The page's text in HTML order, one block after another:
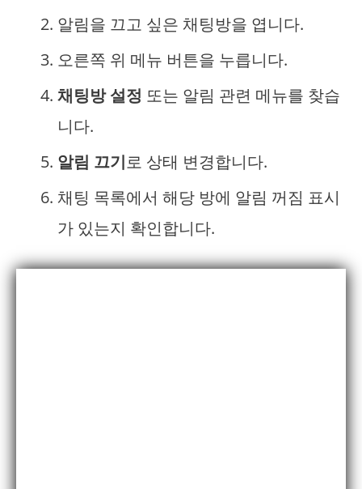
알림을 끄고 싶은 채팅방을 엽니다.
오른쪽 위 메뉴 버튼을 누릅니다.
채팅방 설정 또는 알림 관련 메뉴를 찾습
니다.
알림 끄기로 상태 변경합니다.
채팅 목록에서 해당 방에 알림 꺼짐 표시
가 있는지 확인합니다.